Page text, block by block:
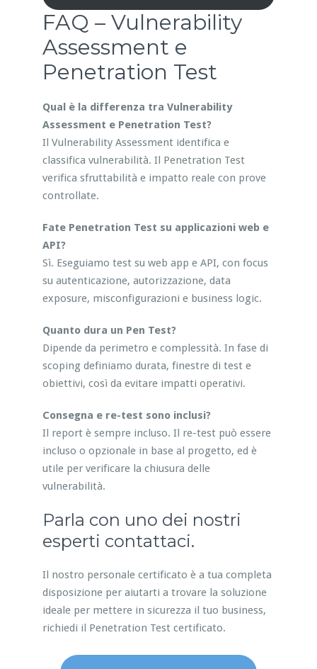
FAQ – Vulnerability
Assessment e
Penetration Test
Qual è la differenza tra Vulnerability
Assessment e Penetration Test?
Il Vulnerability Assessment identifica e
classifica vulnerabilità. Il Penetration Test
verifica sfruttabilità e impatto reale con prove
controllate.
Fate Penetration Test su applicazioni web e
API?
Sì. Eseguiamo test su web app e API, con focus
su autenticazione, autorizzazione, data
exposure, misconfigurazioni e business logic.
Quanto dura un Pen Test?
Dipende da perimetro e complessità. In fase di
scoping definiamo durata, finestre di test e
obiettivi, così da evitare impatti operativi.
Consegna e re-test sono inclusi?
Il report è sempre incluso. Il re-test può essere
incluso o opzionale in base al progetto, ed è
utile per verificare la chiusura delle
vulnerabilità.
Parla con uno dei nostri
esperti contattaci.
Il nostro personale certificato è a tua completa
disposizione per aiutarti a trovare la soluzione
ideale per mettere in sicurezza il tuo business,
richiedi il Penetration Test certificato.